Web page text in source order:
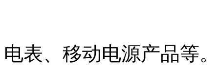
电表、移动电源产品等。